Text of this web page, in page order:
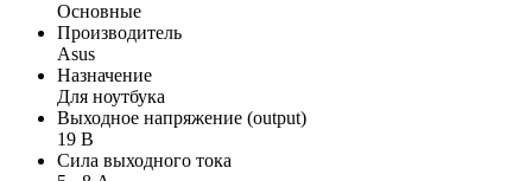
Основные
Производитель
Asus
Назначение
Для ноутбука
Выходное напряжение (output)
19 В
Сила выходного тока